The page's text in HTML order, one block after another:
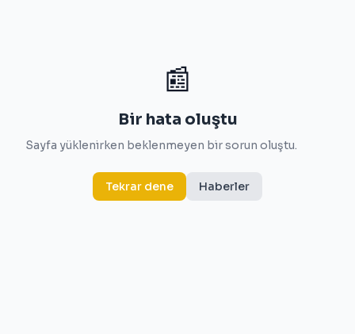
📰
Bir hata oluştu
Sayfa yüklenirken beklenmeyen bir sorun oluştu.
Tekrar dene Haberler